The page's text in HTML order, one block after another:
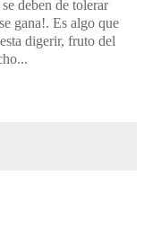
deben de tolerar
gana!. Es algo que
digerir, fruto del